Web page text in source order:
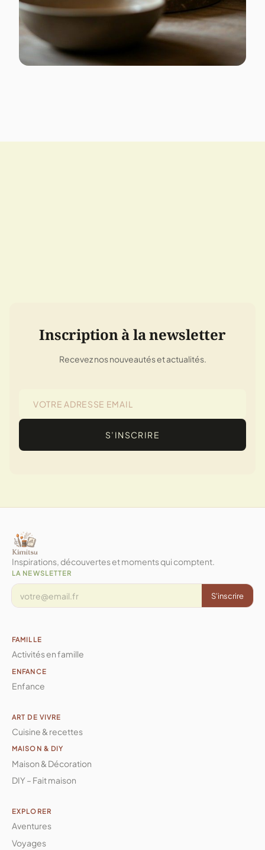
Inscription à la newsletter
Recevez nos nouveautés et actualités.
S’INSCRIRE
Inspirations, découvertes et moments qui comptent.
LA NEWSLETTER
S'inscrire
FAMILLE
Activités en famille
ENFANCE
Enfance
ART DE VIVRE
Cuisine & recettes
MAISON & DIY
Maison & Décoration
DIY – Fait maison
EXPLORER
Aventures
Voyages